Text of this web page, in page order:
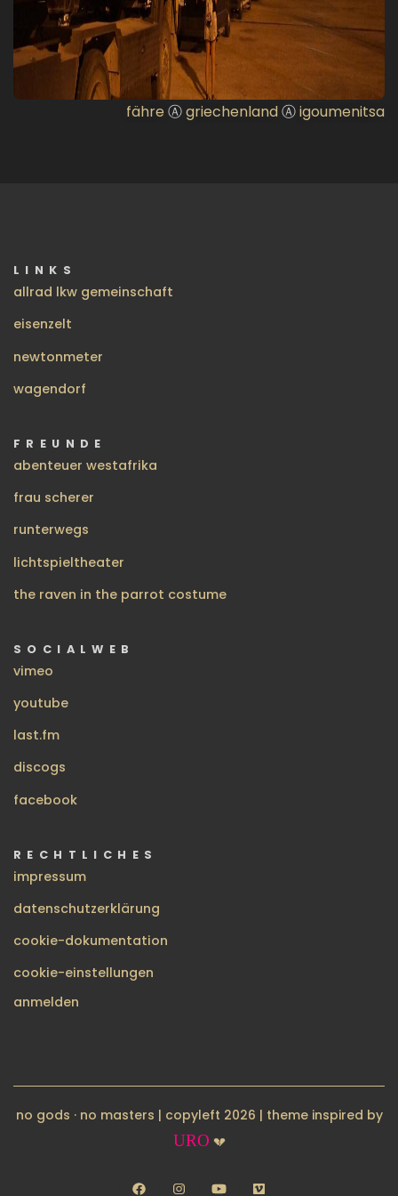
fähre ⒶgriechenlandⒶigoumenitsa
LINKS
allrad lkw gemeinschaft
eisenzelt
newtonmeter
wagendorf
FREUNDE
abenteuer westafrika
frau scherer
runterwegs
lichtspieltheater
the raven in the parrot costume
SOCIALWEB
vimeo
youtube
last.fm
discogs
facebook
RECHTLICHES
impressum
datenschutzerklärung
cookie-dokumentation
cookie-einstellungen
BENUTZERMENÜ
anmelden
no gods · no masters | copyleft 2026 | theme inspired by
URO 💔